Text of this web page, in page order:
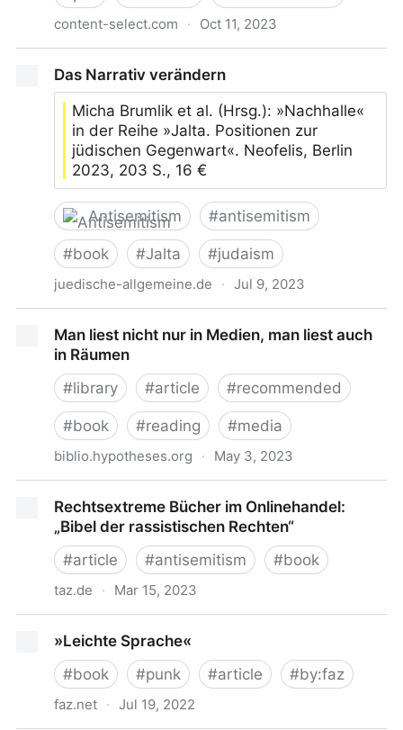
content-select.com · Oct 11, 2023
Das Narrativ verändern
Micha Brumlik et al. (Hrsg.): »Nachhalle«
in der Reihe »Jalta. Positionen zur
jüdischen Gegenwart«. Neofelis, Berlin
2023, 203 S., 16 €
Antisemitism #antisemitism
#book #Jalta #judaism
juedische-allgemeine.de · Jul 9, 2023
Man liest nicht nur in Medien, man liest auch
in Räumen
#library #article #recommended
#book #reading #media
biblio.hypotheses.org · May 3, 2023
RäumenRechtsextreme Bücher im Onlinehandel:
„Bibel der rassistischen Rechten“
#article #antisemitism #book
taz.de · Mar 15, 2023
rassistischen Rechten“
»Leichte Sprache«
#book #punk #article #by:faz
faz.net · Jul 19, 2022